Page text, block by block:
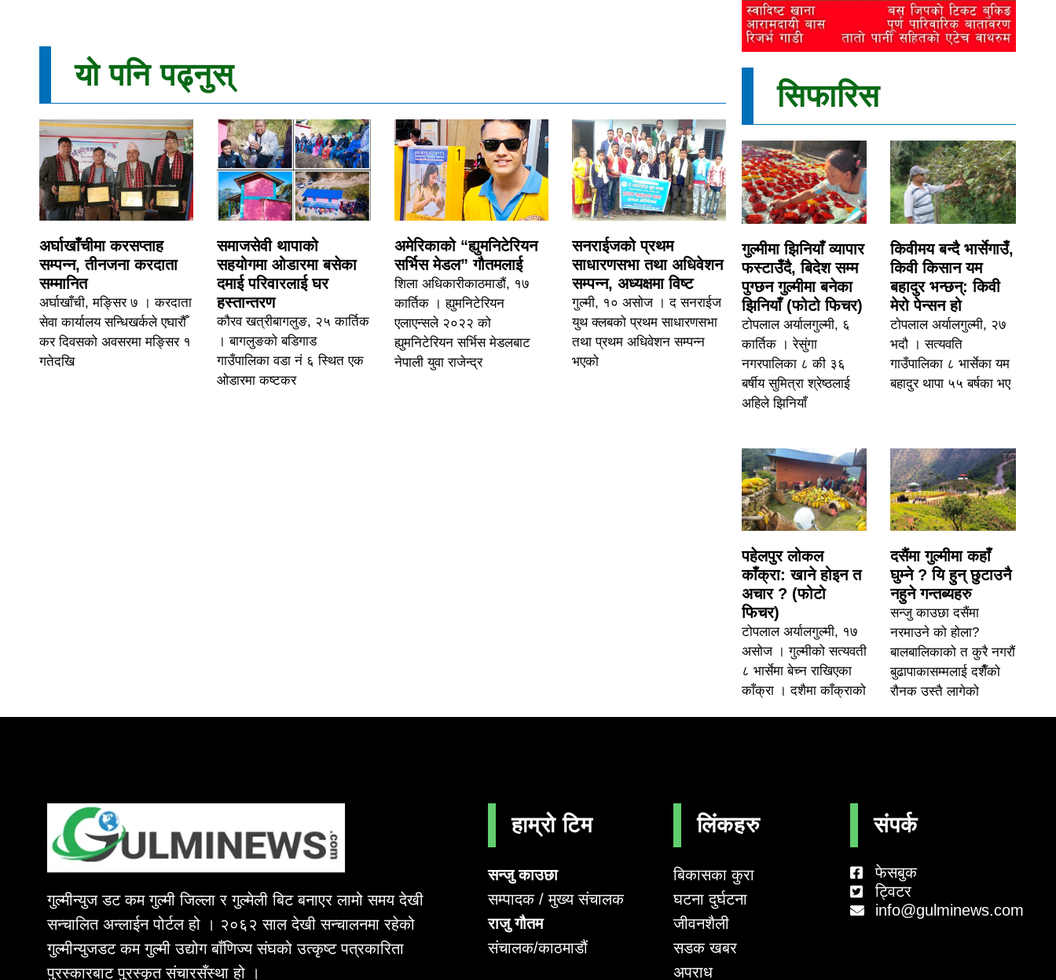
यो पनि पढ्नुस्
अर्घाखाँचीमा करसप्ताह
सम्पन्न, तीनजना करदाता
सम्मानित
अर्घाखाँची, मङ्सिर ७ । करदाता
सेवा कार्यालय सन्धिखर्कले एघारौँ
कर दिवसको अवसरमा मङ्सिर १
गतेदखि
समाजसेवी थापाको
सहयोगमा ओडारमा बसेका
दमाई परिवारलाई घर
हस्तान्तरण
कौरव खत्रीबागलुङ, २५ कार्तिक
। बागलुङको बडिगाड
गाउँपालिका वडा नं ६ स्थित एक
ओडारमा कष्टकर
अमेरिकाको “ह्युमनिटेरियन
सर्भिस मेडल” गौतमलाई
शिला अधिकारीकाठमाडौं, १७
कार्तिक । ह्युमनिटेरियन
एलाएन्सले २०२२ को
ह्युमनिटेरियन सर्भिस मेडलबाट
नेपाली युवा राजेन्द्र
सनराईजको प्रथम
साधारणसभा तथा अधिवेशन
सम्पन्न, अध्यक्षमा विष्ट
गुल्मी, १० असोज । द सनराईज
युथ क्लबको प्रथम साधारणसभा
तथा प्रथम अधिवेशन सम्पन्न
भएको
सिफारिस
गुल्मीमा झिनियाँ व्यापार
फस्टाउँदै, बिदेश सम्म
पुग्छन गुल्मीमा बनेका
झिनियाँ (फोटो फिचर)
टोपलाल अर्यालगुल्मी, ६
कार्तिक । रेसुंगा
नगरपालिका ८ की ३६
बर्षीय सुमित्रा श्रेष्ठलाई
अहिले झिनियाँ
किवीमय बन्दै भार्सेगाउँ,
किवी किसान यम
बहादुर भन्छन्: किवी
मेरो पेन्सन हो
टोपलाल अर्यालगुल्मी, २७
भदौ । सत्यवति
गाउँपालिका ८ भार्सेका यम
बहादुर थापा ५५ बर्षका भए
पहेलपुर लोकल
काँक्रा: खाने होइन त
अचार ? (फोटो
फिचर)
टोपलाल अर्यालगुल्मी, १७
असोज । गुल्मीको सत्यवती
८ भार्सेमा बेच्न राखिएका
काँक्रा । दशैमा काँक्राको
दसैंमा गुल्मीमा कहाँ
घुम्ने ? यि हुन् छुटाउनै
नहुने गन्तब्यहरु
सन्जु काउछा दसैंमा
नरमाउने को होला?
बालबालिकाको त कुरै नगरौं
बुढापाकासम्मलाई दशैँको
रौनक उस्तै लागेको
गुल्मीन्युज डट कम गुल्मी जिल्ला र गुल्मेली बिट बनाएर लामो समय देखी
सन्चालित अन्लाईन पोर्टल हो । २०६२ साल देखी सन्चालनमा रहेको
गुल्मीन्युजडट कम गुल्मी उद्योग बाँणिज्य संघको उत्कृष्ट पत्रकारिता
पुरस्कारबाट पुरस्कृत संचारसँस्था हो ।
हाम्रो टिम
सन्जु काउछा
सम्पादक / मुख्य संचालक
राजु गौतम
संचालक/काठमाडौं
लिंकहरु
बिकासका कुरा
घटना दुर्घटना
जीवनशैली
सडक खबर
अपराध
संपर्क
फेसबुक
ट्विटर
info@gulminews.com